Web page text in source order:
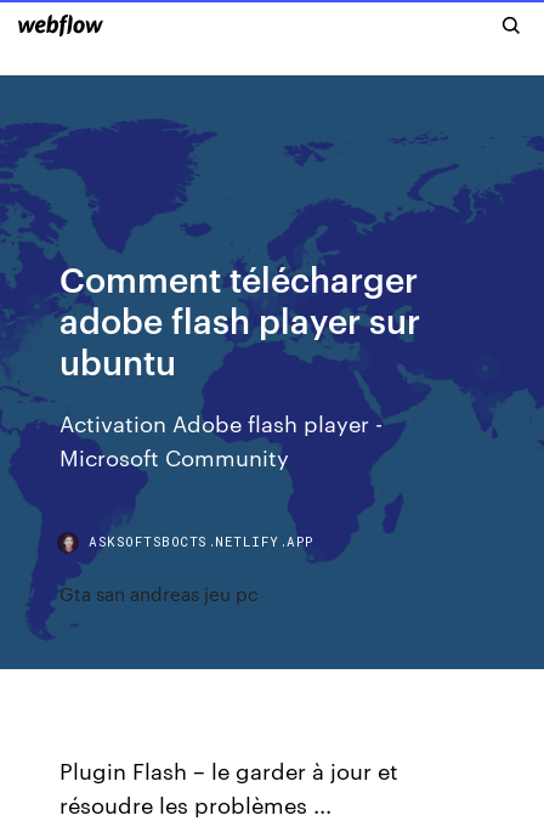
Comment télécharger
adobe flash player sur
ubuntu
Activation Adobe flash player -
Microsoft Community
ASKSOFTSBOCTS.NETLIFY.APP
Gta san andreas jeu pc
Plugin Flash – le garder à jour et
résoudre les problèmes ...